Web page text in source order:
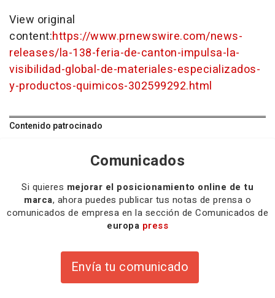
View original
content:https://www.prnewswire.com/news-
releases/la-138-feria-de-canton-impulsa-la-
visibilidad-global-de-materiales-especializados-
y-productos-quimicos-302599292.html
Contenido patrocinado
Comunicados
Si quieres mejorar el posicionamiento online de tu
marca, ahora puedes publicar tus notas de prensa o
comunicados de empresa en la sección de Comunicados de
europa press
Envía tu comunicado